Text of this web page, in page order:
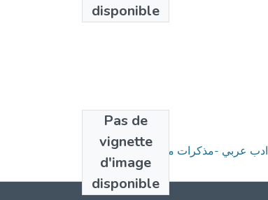
disponible
Pas de
vignette
d'image
disponible
Collections
ادب عربي -مذكرات ماستر 2021-2022